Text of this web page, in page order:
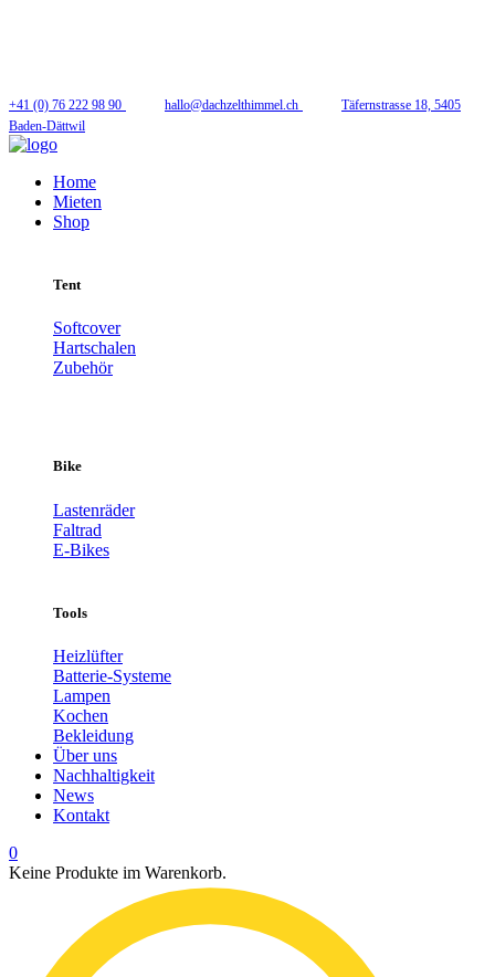
+41 (0) 76 222 98 90 hallo@dachzelthimmel.ch
Täfernstrasse 18, 5405
Baden-Dättwil
Home
Mieten
Shop
Tent
Softcover
Hartschalen
Zubehör
Bike
Lastenräder
Faltrad
E-Bikes
Tools
Heizlüfter
Batterie-Systeme
Lampen
Kochen
Bekleidung
Über uns
Nachhaltigkeit
News
Kontakt
0
Keine Produkte im Warenkorb.